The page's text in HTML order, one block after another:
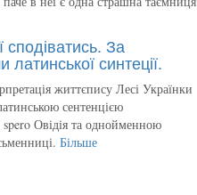
сподіватись. За
латинської синтеції.
життєпису Лесі Українки
сентенцією
spero Овідія та однойменною
Більше